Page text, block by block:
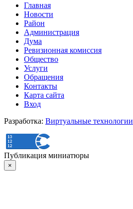
Главная
Новости
Район
Администрация
Дума
Ревизионная комиссия
Общество
Услуги
Обращения
Контакты
Карта сайта
Вход
Разработка: Виртуальные технологии
Публикация миниатюры
×